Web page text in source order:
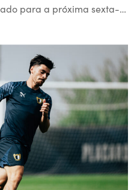
para a próxima sexta-…